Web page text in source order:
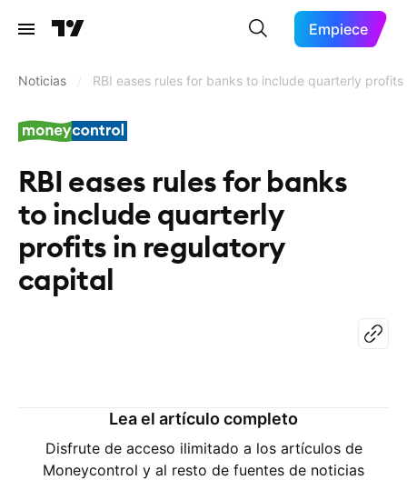
Empiece
Noticias RBI eases rules for banks to include quarterly
RBI eases rules for banks
to include quarterly
profits in regulatory
capital
Lea el artículo completo
Disfrute de acceso ilimitado a los artículos de
Moneycontrol y al resto de fuentes de noticias